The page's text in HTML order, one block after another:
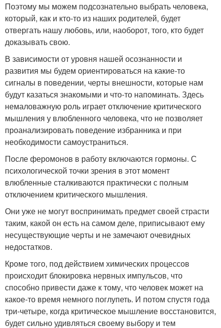
Поэтому мы можем подсознательно выбрать человека,
который, как и кто-то из наших родителей, будет
отвергать нашу любовь, или, наоборот, того, кто будет
доказывать свою.
В зависимости от уровня нашей осознанности и
развития мы будем ориентироваться на какие-то
сигналы в поведении, черты внешности, которые нам
будут казаться знакомыми и что-то напоминать. Здесь
немаловажную роль играет отключение критического
мышления у влюбленного человека, что не позволяет
проанализировать поведение избранника и при
необходимости самоустраниться.
После феромонов в работу включаются гормоны. С
психологической точки зрения в этот момент
влюбленные сталкиваются практически с полным
отключением критического мышления.
Они уже не могут воспринимать предмет своей страсти
таким, какой он есть на самом деле, приписывают ему
несуществующие черты и не замечают очевидных
недостатков.
Кроме того, под действием химических процессов
происходит блокировка нервных импульсов, что
способно привести даже к тому, что человек может на
какое-то время немного поглупеть. И потом спустя года
три-четыре, когда критическое мышление восстановится,
будет сильно удивляться своему выбору и тем